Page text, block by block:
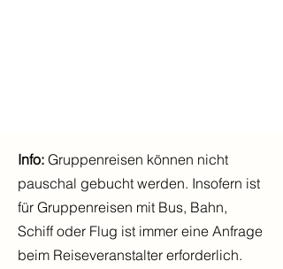
Info: Gruppenreisen können nicht
pauschal gebucht werden. Insofern ist
für Gruppenreisen mit Bus, Bahn,
Schiff oder Flug ist immer eine Anfrage
beim Reiseveranstalter erforderlich.